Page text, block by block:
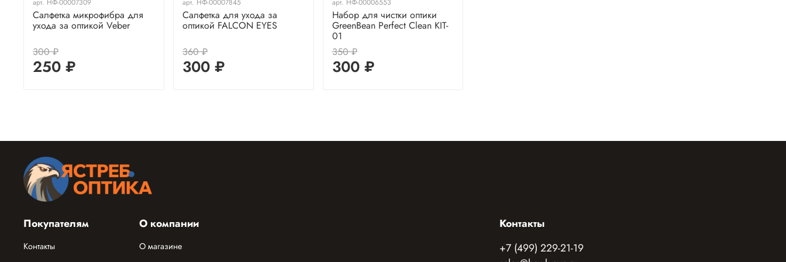
арт. НФ-00007309
Салфетка микрофибра для
ухода за оптикой Veber
300 ₽
250 ₽
арт. НФ-00007845
Салфетка для ухода за
оптикой FALCON EYES
360 ₽
300 ₽
арт. НФ-00006553
Набор для чистки оптики
GreenBean Perfect Clean KIT-
01
350 ₽
300 ₽
Покупателям
Контакты
О компании
О магазине
Контакты
+7 (499) 229-21-19